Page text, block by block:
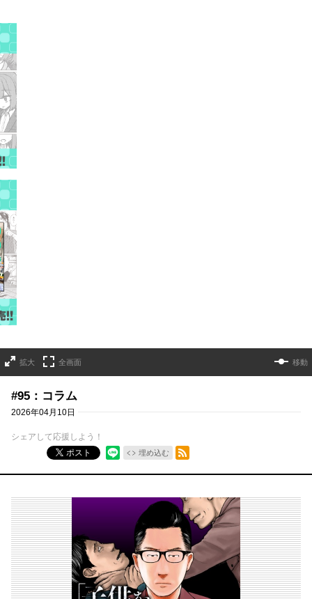
拡大 全画面 移動
#95：コラム
2026年04月10日
シェアして応援しよう！
ポスト
埋め込む
RSSフィード